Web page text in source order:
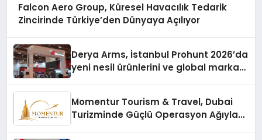
Falcon Aero Group, Küresel Havacılık Tedarik
Zincirinde Türkiye’den Dünyaya Açılıyor
Derya Arms, İstanbul Prohunt 2026’da
yeni nesil ürünlerini ve global marka
Momentur Tourism & Travel, Dubai
Turizminde Güçlü Operasyon Ağıyla